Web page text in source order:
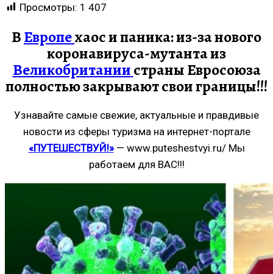
Просмотры: 1 407
ВЕвропехаос и паника: из-за нового
коронавируса-мутанта из
Великобританиистраны Евросоюза
полностью закрывают свои границы!!!
Узнавайте самые свежие, актуальные и правдивые
новости из сферы туризма на интернет-портале
«ПУТЕШЕСТВУЙ!»— www.puteshestvyi.ru/ Мы
работаем для ВАС!!!